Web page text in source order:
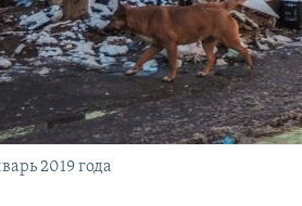
2019 года